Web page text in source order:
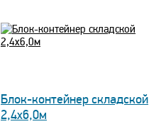
Блок-контейнер складской
2,4х6,0м